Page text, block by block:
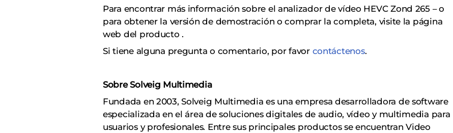
Para encontrar más información sobre el analizador de vídeo HEVC Zond 265 – o
para obtener la versión de demostración o comprar la completa, visite la página
web del producto.
Si tiene alguna pregunta o comentario, por favor contáctenos.
Sobre Solveig Multimedia
Fundada en 2003, Solveig Multimedia es una empresa desarrolladora de software
especializada en el área de soluciones digitales de audio, vídeo y multimedia para
usuarios y profesionales. Entre sus principales productos se encuentran Video